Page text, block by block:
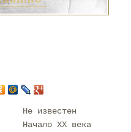
Не известен
Начало XX века